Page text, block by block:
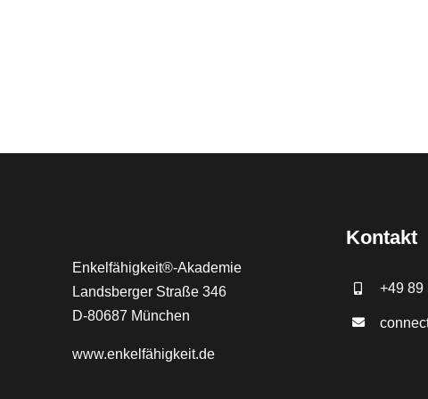
Enkelfähigkeit®-Akademie
Landsberger Straße 346
D-80687 München
www.enkelfähigkeit.de
Kontakt
+49 89